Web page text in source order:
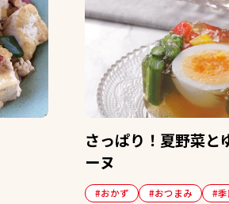
さっぱり！夏野菜と
ーヌ
#おかず #おつまみ #